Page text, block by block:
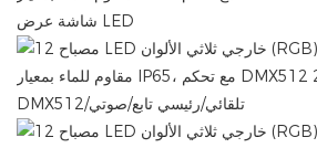
شاشة عرض LED
DMX512/تلقائي/رئيسي تابع/صوتي